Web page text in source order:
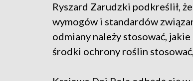
Ryszard Zarudzki podkreślił,
wymogów i standardów
odmiany należy stosować,
środki ochrony roślin